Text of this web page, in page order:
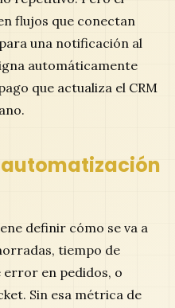
flujos que conectan
una notificación al
automáticamente
que actualiza el CRM
definir cómo se va a
tiempo de
error en pedidos, o
Sin esa métrica de